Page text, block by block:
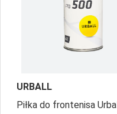
URBALL
Piłka do frontenisa Urball